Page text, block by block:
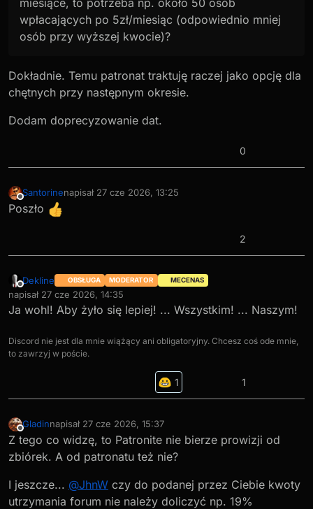
miesiące, to potrzeba np. około 50 osób
wpłacających po 5zł/miesiąc (odpowiednio mniej
osób przy wyższej kwocie)?
Dokładnie. Temu patronat traktuję raczej jako opcję dla
chętnych przy następnym okresie.
Dodam doprecyzowanie dat.
0
Niedostępny
Santorinenapisał 27 cze 2026, 13:25
ostatnio edytowany przez
Poszło
2
Niedostępny
Dekline OBSŁUGA MODERATOR MECENAS
napisał 27 cze 2026, 14:35
ostatnio edytowany przez
Ja wohl! Aby żyło się lepiej! ... Wszystkim! ... Naszym!
Discord nie jest dla mnie wiążący ani obligatoryjny. Chcesz coś ode mnie,
to zawrzyj w poście.
1
Niedostępny
Gladinnapisał 27 cze 2026, 15:37
ostatnio edytowany przez
Z tego co widzę, to Patronite nie bierze prowizji od
zbiórek. A od patronatu też nie?
I jeszcze... @JhnW czy do podanej przez Ciebie kwoty
utrzymania forum nie należy doliczyć np. 19%